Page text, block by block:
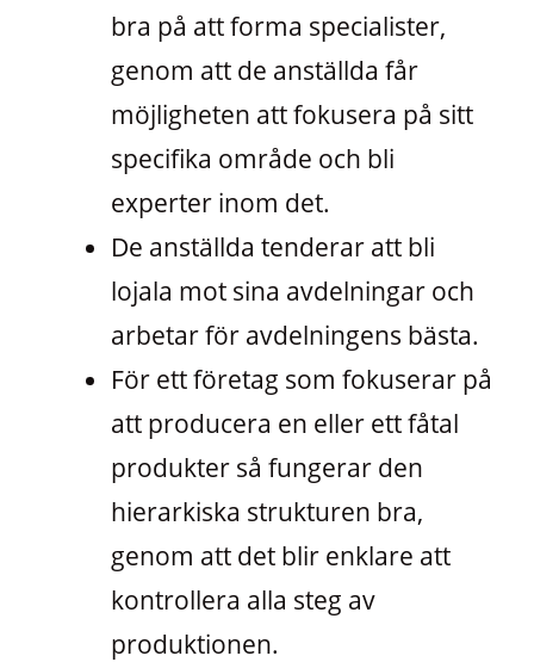
bra på att forma specialister,
genom att de anställda får
möjligheten att fokusera på sitt
specifika område och bli
experter inom det.
De anställda tenderar att bli
lojala mot sina avdelningar och
arbetar för avdelningens bästa.
För ett företag som fokuserar på
att producera en eller ett fåtal
produkter så fungerar den
hierarkiska strukturen bra,
genom att det blir enklare att
kontrollera alla steg av
produktionen.